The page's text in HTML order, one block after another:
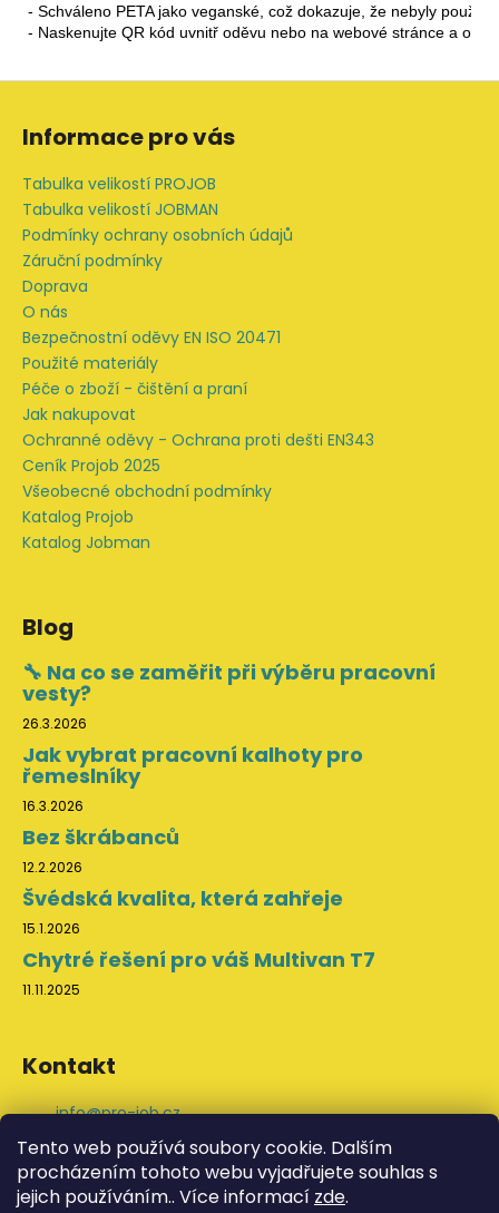
Tento web používá soubory cookie. Dalším
procházením tohoto webu vyjadřujete souhlas s
jejich používáním.. Více informací zde.
- Schváleno PETA jako veganské, což dokazuje, že nebyly použity
- Naskenujte QR kód uvnitř oděvu nebo na webové stránce a
Z
Informace pro vás
Tabulka velikostí PROJOB
Tabulka velikostí JOBMAN
Podmínky ochrany osobních údajů
Záruční podmínky
Doprava
O nás
Bezpečnostní oděvy EN ISO 20471
Použité materiály
Péče o zboží - čištění a praní
Jak nakupovat
Ochranné oděvy - Ochrana proti dešti EN343
Ceník Projob 2025
Všeobecné obchodní podmínky
Katalog Projob
Katalog Jobman
Blog
🔧 Na co se zaměřit při výběru pracovní
vesty?
26.3.2026
Jak vybrat pracovní kalhoty pro
řemeslníky
16.3.2026
Bez škrábanců
12.2.2026
Švédská kvalita, která zahřeje
15.1.2026
Chytré řešení pro váš Multivan T7
11.11.2025
Kontakt
info@pro-job.cz
+420 776 202 043
ProJob na Facebooku
svedskeodevy